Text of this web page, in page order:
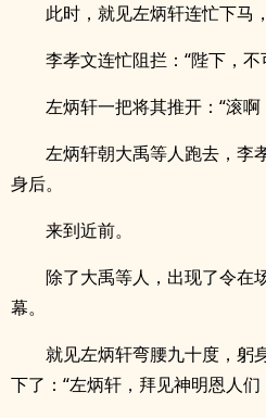
此时，就见左炳轩连忙下马
李孝文连忙阻拦：“陛下，不
左炳轩一把将其推开：“滚啊
左炳轩朝大禹等人跑去，李
身后。
来到近前。
除了大禹等人，出现了令在
幕。
就见左炳轩弯腰九十度，躬
下了：“左炳轩，拜见神明恩人们